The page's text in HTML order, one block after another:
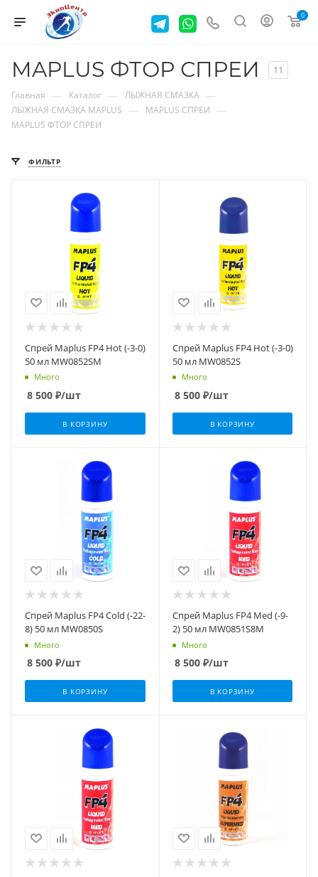
0
MAPLUS ФТОР СПРЕИ 11
Главная — Каталог — ЛЫЖНАЯ СМАЗКА —
ЛЫЖНАЯ СМАЗКА MAPLUS — MAPLUS СПРЕИ —
MAPLUS ФТОР СПРЕИ
ФИЛЬТР
Спрей Maplus FP4 Hot (-3-0)
50 мл MW0852SM
Много
8 500 ₽/шт
В КОРЗИНУ
Спрей Maplus FP4 Hot (-3-0)
50 мл MW0852S
Много
8 500₽/шт
В КОРЗИНУ
Спрей Maplus FP4 Cold (-22-
8) 50 мл MW0850S
Много
8 500 ₽/шт
В КОРЗИНУ
Спрей Maplus FP4 Med (-9-
2) 50 мл MW0851S8M
Много
8 500₽/шт
В КОРЗИНУ